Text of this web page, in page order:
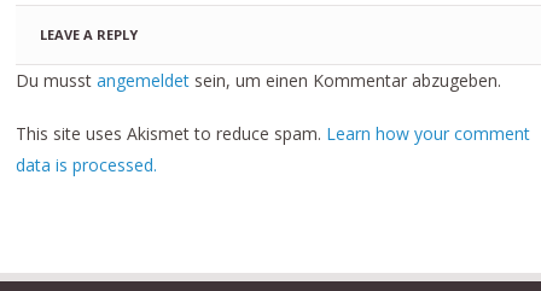
LEAVE A REPLY
Du musstangemeldet sein, um einen Kommentar abzugeben.
This site uses Akismet to reduce spam. Learn how your comment
data is processed.